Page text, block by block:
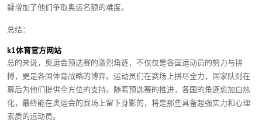
疑增加了他们争取奥运名额的难度。
总结：
k1体育官方网站
总的来说，奥运会预选赛的激烈角逐，不仅仅是各国运动员的努力与拼
搏，更是各国体育战略的博弈。运动员们在赛场上拼尽全力，国家队则在
幕后为他们提供全方位的支持。随着预选赛的推进，各国的角逐愈加白热
化，最终能在奥运会的赛场上留下身影的，将是那些具备超强实力和心理
素质的运动员。